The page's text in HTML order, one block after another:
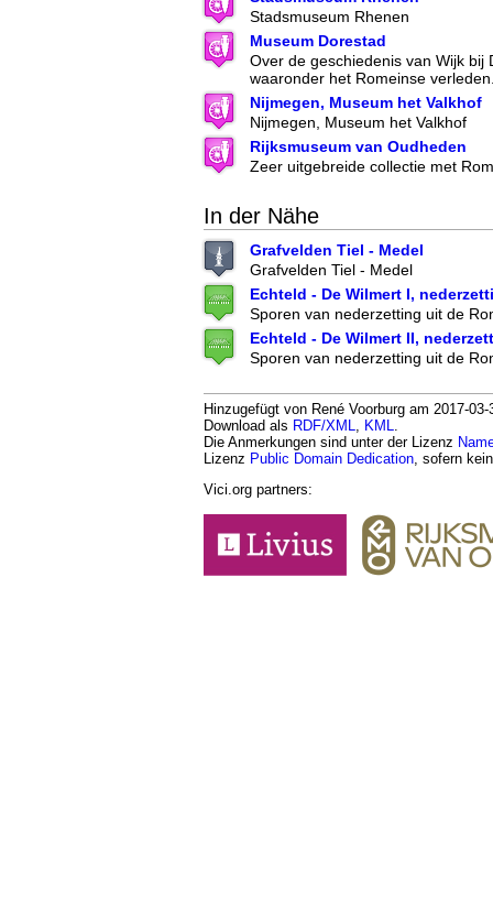
Stadsmuseum Rhenen
Museum Dorestad
Over de geschiedenis van Wijk bij
waaronder het Romeinse
Nijmegen, Museum het Valkhof
Nijmegen, Museum het Valkhof
Rijksmuseum van Oudheden
Zeer uitgebreide collectie met
In der Nähe
Grafvelden Tiel - Medel
Grafvelden Tiel - Medel
Echteld - De Wilmert I,
Sporen van nederzetting uit de
Echteld - De Wilmert II,
Sporen van nederzetting uit de
Hinzugefügt von René Voorburg am 2017-
Download als RDF/XML KML
Die Anmerkungen sind unter der Lizenz
Lizenz Public Domain Dedication , sofern
Vici.org partners: